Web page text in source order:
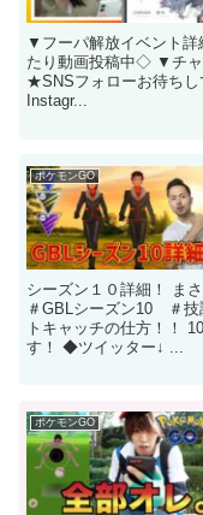
▼フーパ解放イベント
たり動画投稿中◇ ▼チ
★SNSフォローお待ち
Instagr...
ポケモンGO
シーズン１０詳細！ ま
＃GBLシーズン10 ＃
トキャッチの仕方！！
す！ ◆ツイッター↓ ...
ポケモンGO